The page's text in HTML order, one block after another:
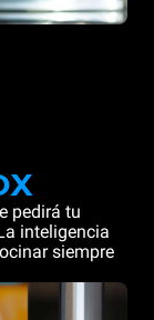
pedirá tu
inteligencia
siempre